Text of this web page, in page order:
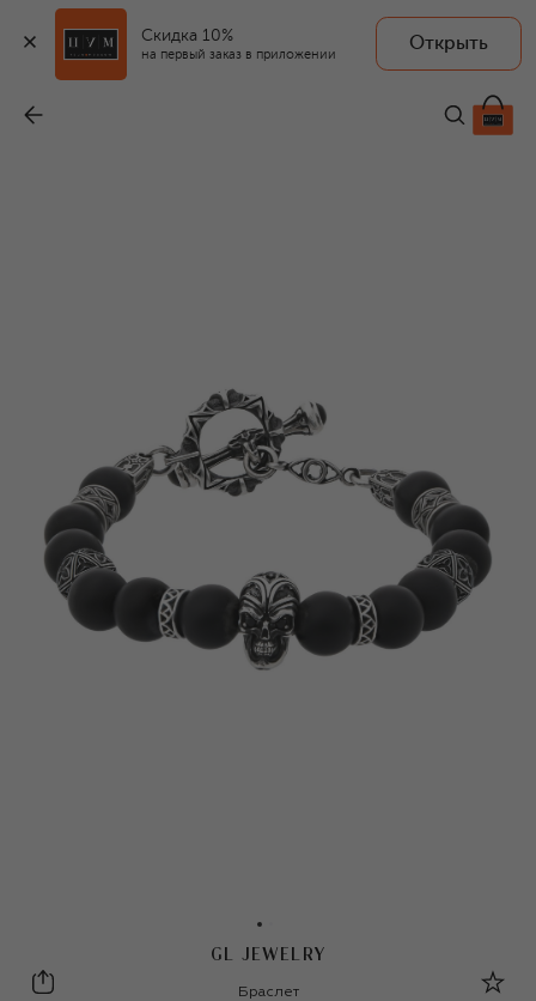
Скидка 10%
на первый заказ в приложении
Открыть
GL JEWELRY
GL JEWELRY
GL Jewelry
Браслет